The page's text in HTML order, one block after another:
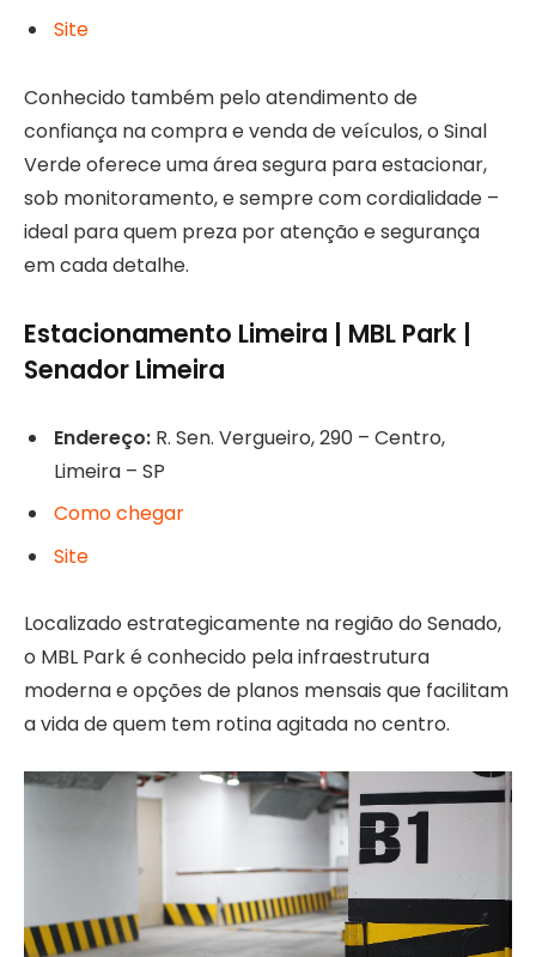
Site
Conhecido também pelo atendimento de
confiança na compra e venda de veículos, o Sinal
Verde oferece uma área segura para estacionar,
sob monitoramento, e sempre com cordialidade –
ideal para quem preza por atenção e segurança
em cada detalhe.
Estacionamento Limeira | MBL Park |
Senador Limeira
Endereço: R. Sen. Vergueiro, 290 – Centro,
Limeira – SP
Como chegar
Site
Localizado estrategicamente na região do Senado,
o MBL Park é conhecido pela infraestrutura
moderna e opções de planos mensais que facilitam
a vida de quem tem rotina agitada no centro.